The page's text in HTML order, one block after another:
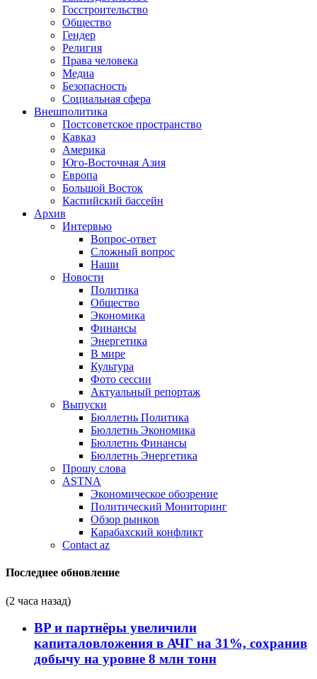
Госстроительство
Общество
Гендер
Религия
Права человека
Медиа
Безопасность
Социальная сфера
Внешполитика
Постсоветское пространство
Кавказ
Америка
Юго-Восточная Азия
Европа
Большой Восток
Каспийский бассейн
Архив
Интервью
Вопрос-ответ
Сложный вопрос
Наши
Новости
Политика
Общество
Экономика
Финансы
Энергетика
В мире
Культура
Фото сессии
Актуальный репортаж
Выпуски
Бюллетнь Политика
Бюллетнь Экономика
Бюллетнь Финансы
Бюллетнь Энергетика
Прошу слова
ASTNA
Экономическое обозрение
Политический Мониторинг
Обзор рынков
Карабахский конфликт
Contact az
Последнее обновление
(2 часа назад)
BP и партнёры увеличили
капиталовложения в АЧГ на 31%, сохранив
добычу на уровне 8 млн тонн